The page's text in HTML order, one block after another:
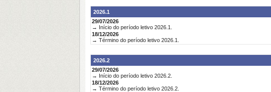
2026.1
29/07/2026
→ Início do período letivo 2026.1.
18/12/2026
→ Término do período letivo 2026.1.
2026.2
29/07/2026
→ Início do período letivo 2026.2.
18/12/2026
→ Término do período letivo 2026.2.